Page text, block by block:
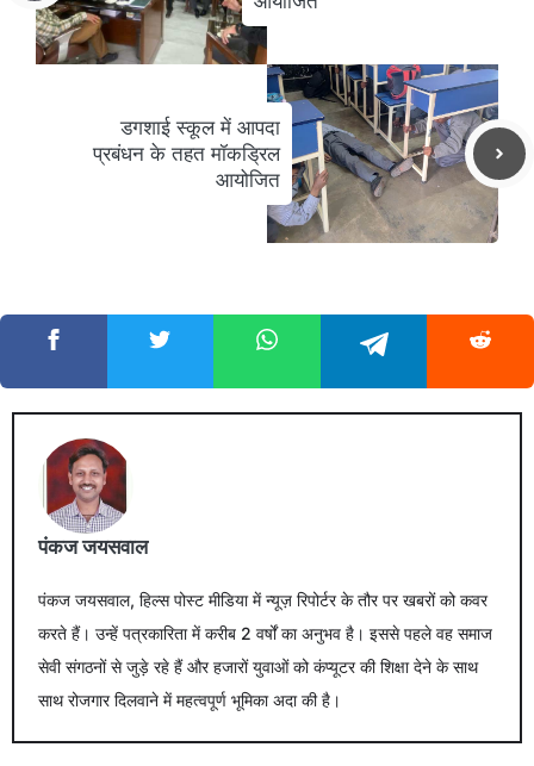
डगशाई स्कूल में आपदा
प्रबंधन के तहत मॉकड्रिल
आयोजित
पंकज जयसवाल
पंकज जयसवाल, हिल्स पोस्ट मीडिया में न्यूज़ रिपोर्टर के तौर पर खबरों को कवर
करते हैं। उन्हें पत्रकारिता में करीब 2 वर्षों का अनुभव है। इससे पहले वह समाज
सेवी संगठनों से जुड़े रहे हैं और हजारों युवाओं को कंप्यूटर की शिक्षा देने के साथ
साथ रोजगार दिलवाने में महत्वपूर्ण भूमिका अदा की है।